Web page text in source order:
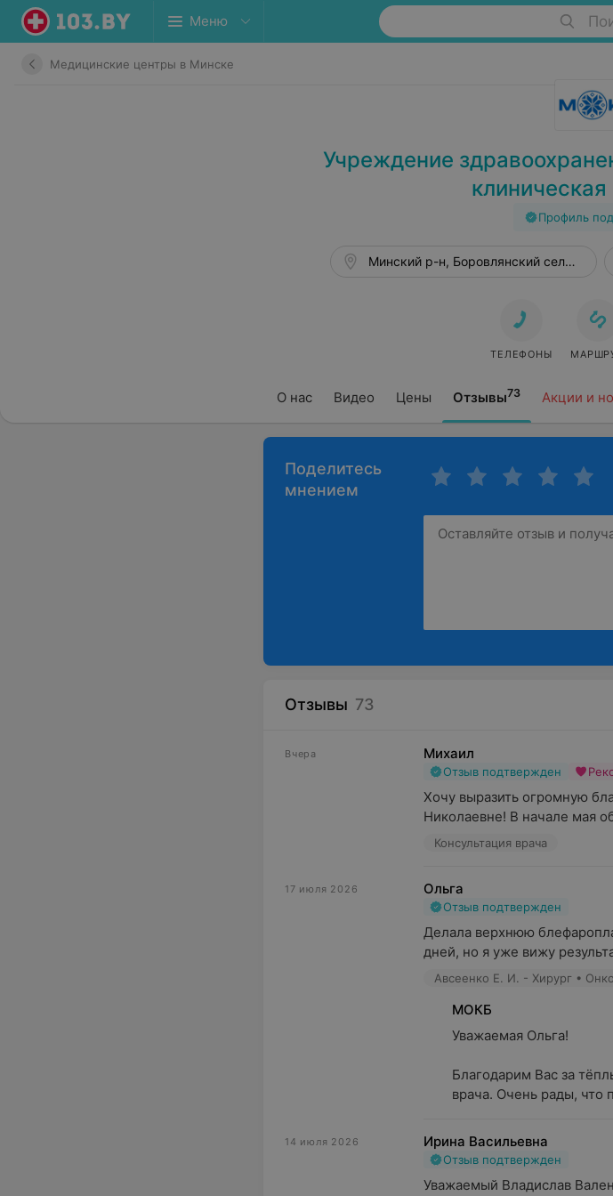
Меню
Медицинские центры в Минске
Учреждение
Профиль
О нас Видео Цены Отзывы73 Акции и
Минский р-н, Боровлянский сельсовет,
ТЕЛЕФОНЫ
Поделитесь
мнением
Отзывы 73
Вчера Михаил
Отзыв подтвержден
Хочу выразить огромную
Николаевне! В начале мая
Консультация врача
17 июля 2026 Ольга
Отзыв подтвержден
Делала верхнюю
дней, но я уже вижу
МОКБ
Уважаемая Ольга!
Благодарим Вас за
врача. Очень рады, что
14 июля 2026 Ирина Васильевна
Отзыв подтвержден
Уважаемый Владислав